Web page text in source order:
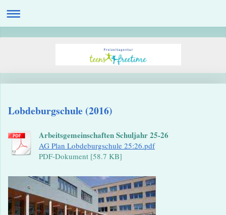
Lobdeburgschule (2016)
Arbeitsgemeinschaften Schuljahr 25-26
AG Plan Lobdeburgschule 25:26.pdf
PDF-Dokument [58.7 KB]